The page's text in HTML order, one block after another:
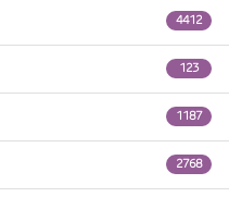
4412
123
1187
2768